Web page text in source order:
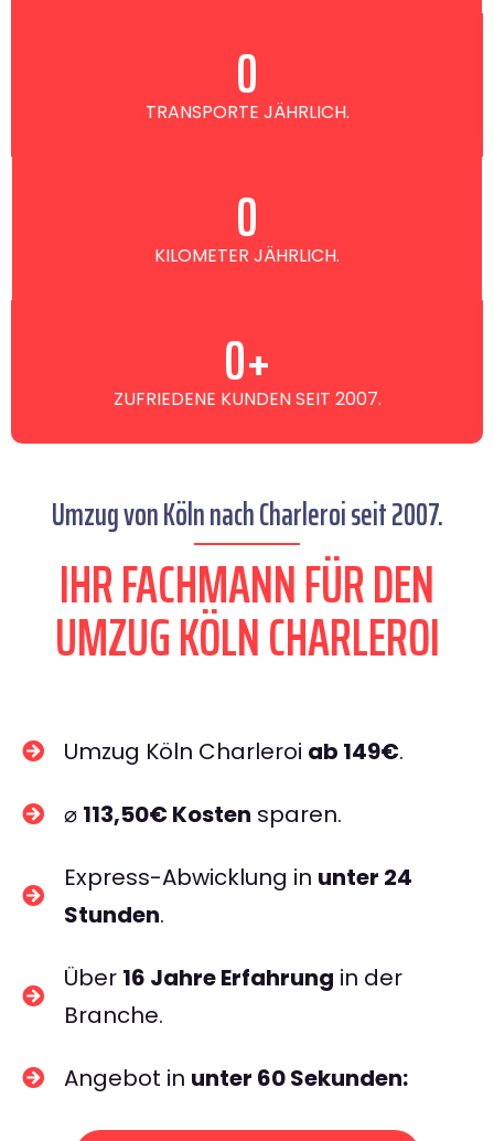
TRANSPORTE JÄHRLICH.
0
KILOMETER JÄHRLICH.
0
ZUFRIEDENE KUNDEN SEIT 2007.
0+
Umzug von Köln nach Charleroi seit 2007.
IHR FACHMANN FÜR DEN
UMZUG KÖLN CHARLEROI
Umzug Köln Charleroi ab 149€.
⌀ 113,50€ Kosten sparen.
Express-Abwicklung in unter 24
Stunden.
Über 16 Jahre Erfahrung in der
Branche.
Angebot in unter 60 Sekunden: